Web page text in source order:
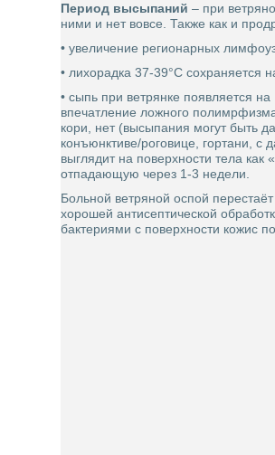
Период высыпаний – при
ними и нет вовсе. Также как и
• увеличение регионарных
• лихорадка 37-39°С сохраняется
• сыпь при ветрянке появляется
впечатление ложного
кори, нет (высыпания могут быть
конъюнктиве/роговице, гортани,
выглядит на поверхности тела
отпадающую через 1-3 недели.
Больной ветряной оспой
хорошей антисептической
бактериями с поверхности кожис